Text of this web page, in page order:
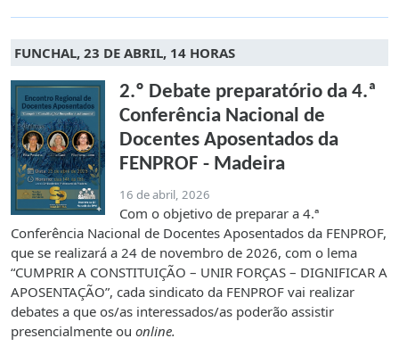
FUNCHAL, 23 DE ABRIL, 14 HORAS
2.º Debate preparatório da 4.ª
Conferência Nacional de
Docentes Aposentados da
FENPROF - Madeira
16 de abril, 2026
Com o objetivo de preparar a 4.ª
Conferência Nacional de Docentes Aposentados da FENPROF,
que se realizará a 24 de novembro de 2026, com o lema
“CUMPRIR A CONSTITUIÇÃO – UNIR FORÇAS – DIGNIFICAR A
APOSENTAÇÃO”, cada sindicato da FENPROF vai realizar
debates a que os/as interessados/as poderão assistir
presencialmente ou online.